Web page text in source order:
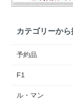
カテゴリーから
予約品
F1
ル・マン